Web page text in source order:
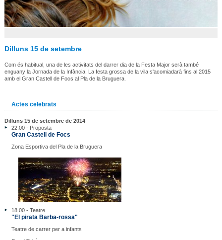
Dilluns 15 de setembre
Com és habitual, una de les activitats del darrer dia de la Festa Major serà també
enguany la Jornada de la Infància. La festa grossa de la vila s'acomiadarà fins al 2015
amb el Gran Castell de Focs al Pla de la Bruguera.
Actes celebrats
Dilluns 15 de setembre de 2014
22.00 - Proposta
Gran Castell de Focs
Zona Esportiva del Pla de la Bruguera
18.00 - Teatre
"El pirata Barba-rossa"
Teatre de carrer per a infants